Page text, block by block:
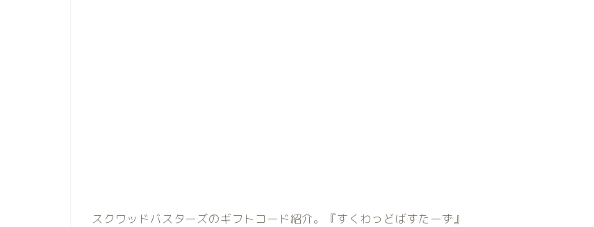
スクワッドバスターズのギフトコード紹介。『すくわっどばすたーず』